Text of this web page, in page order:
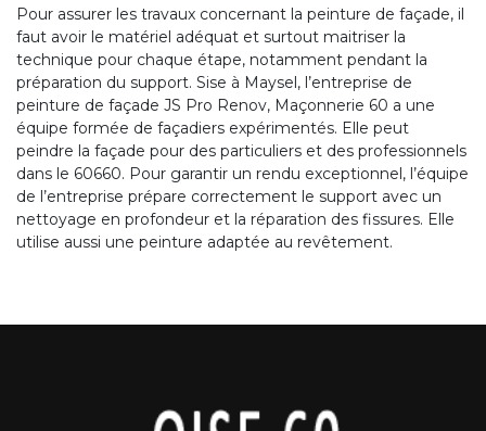
Pour assurer les travaux concernant la peinture de façade, il
faut avoir le matériel adéquat et surtout maitriser la
technique pour chaque étape, notamment pendant la
préparation du support. Sise à Maysel, l’entreprise de
peinture de façade JS Pro Renov, Maçonnerie 60 a une
équipe formée de façadiers expérimentés. Elle peut
peindre la façade pour des particuliers et des professionnels
dans le 60660. Pour garantir un rendu exceptionnel, l’équipe
de l’entreprise prépare correctement le support avec un
nettoyage en profondeur et la réparation des fissures. Elle
utilise aussi une peinture adaptée au revêtement.